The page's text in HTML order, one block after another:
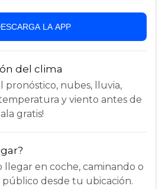
LA APP
del clima
pronóstico, nubes, lluvia,
y viento antes de
gratis!
llegar en coche, caminando o
desde tu ubicación.